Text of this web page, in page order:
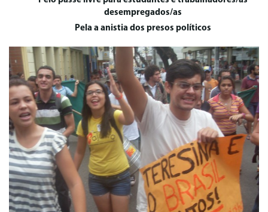
desempregados/as
Pela a anistia dos presos políticos